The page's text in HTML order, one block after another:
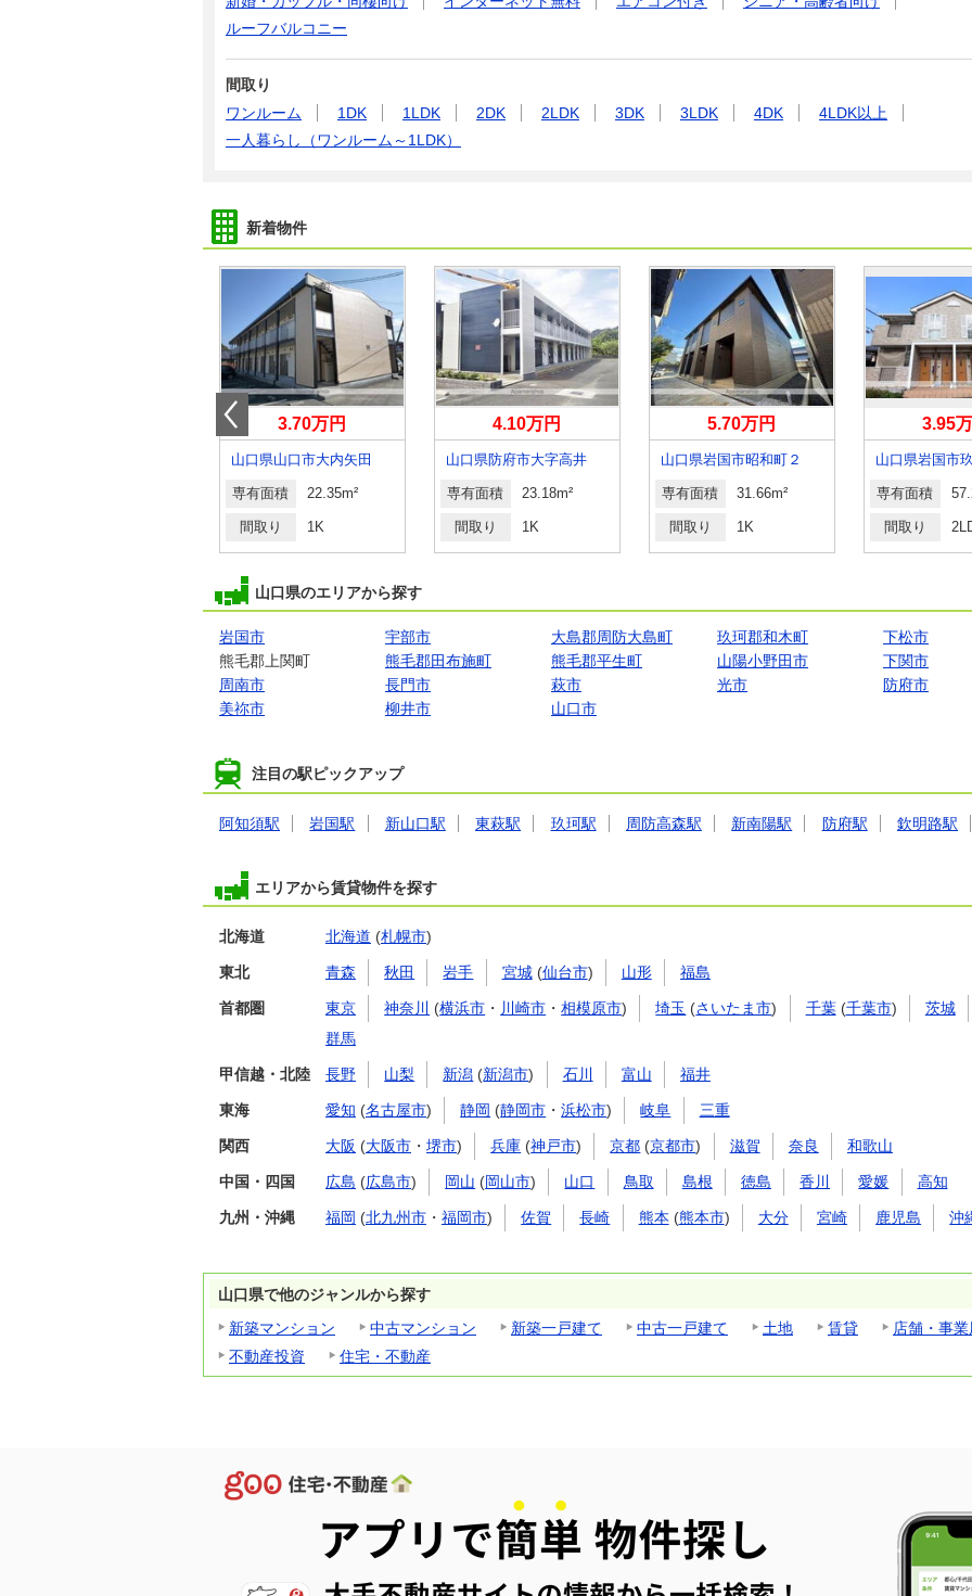
ルーフバルコニー
間取り
ワンルーム
1DK 1LDK 2DK 2LDK 3DK 3LDK 4DK
4LDK以上
一人暮らし（ワンルーム～1LDK）
新着物件
3.70万円
山口県山口市大内矢田
専有面積 22.35m²
間取り 1K
4.10万円
山口県防府市大字高井
専有面積 23.18m²
間取り 1K
5.70万円
山口県岩国市昭和町２
専有面積 31.66m²
間取り 1K
3.95
山口県岩国市
専有面積
間取り
山口県のエリアから探す
岩国市 宇部市 大島郡周防大島町 玖珂郡和木町
下松市
熊毛郡上関町
熊毛郡田布施町 熊毛郡平生町 山陽小野田市
下関市
周南市
長門市 萩市 光市
防府市
美祢市
柳井市 山口市
注目の駅ピックアップ
阿知須駅 岩国駅 新山口駅 東萩駅 玖珂駅 周防高森駅 新南陽駅 防府駅 欽明路駅
エリアから賃貸物件を探す
北海道 北海道 (札幌市)
東北 青森 秋田 岩手 宮城(仙台市) 山形 福島
首都圏 東京 神奈川 (横浜市 ・ 川崎市 ・相模原市) 埼玉 (さいたま市) 千葉(千葉市) 茨城
群馬
甲信越・北陸 長野 山梨 新潟 (新潟市) 石川 富山 福井
東海 愛知 (名古屋市) 静岡 (静岡市 ・浜松市) 岐阜 三重
関西 大阪 (大阪市 ・ 堺市) 兵庫 (神戸市) 京都 (京都市) 滋賀 奈良 和歌山
中国・四国 広島 (広島市) 岡山 (岡山市) 山口 鳥取 島根 徳島 香川 愛媛 高知
九州・沖縄 福岡 (北九州市 ・ 福岡市) 佐賀 長崎 熊本 (熊本市) 大分 宮崎 鹿児島 沖
山口県で他のジャンルから探す
新築マンション
中古マンション 新築一戸建て 中古一戸建て 土地 賃貸
店舗・事業
不動産投資
住宅・不動産